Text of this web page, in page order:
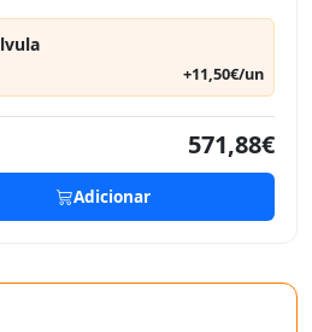
+11,50€/un
571,88€
Adicionar